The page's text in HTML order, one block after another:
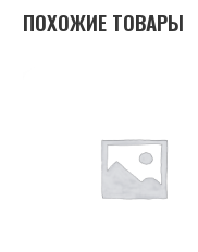
ПОХОЖИЕ ТОВАРЫ